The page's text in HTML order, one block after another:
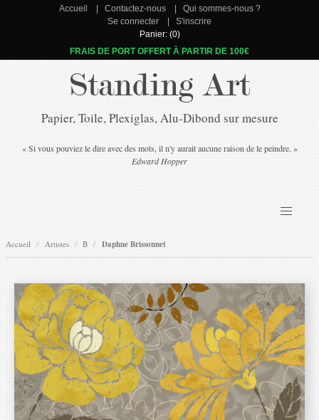
Accueil Contactez-nous
Qui sommes-nous ?
Se connecter
S'inscrire
Panier: (0)
FRAIS DE PORT OFFERT À PARTIR DE 100€
Standing Art
Papier, Toile, Plexiglas, Alu-Dibond sur mesure
« Si vous pouviez le dire avec des mots, il n'y aurait aucune raison de le peindre. »
Edward Hopper
Accueil Artistes B Daphne Brissonnet